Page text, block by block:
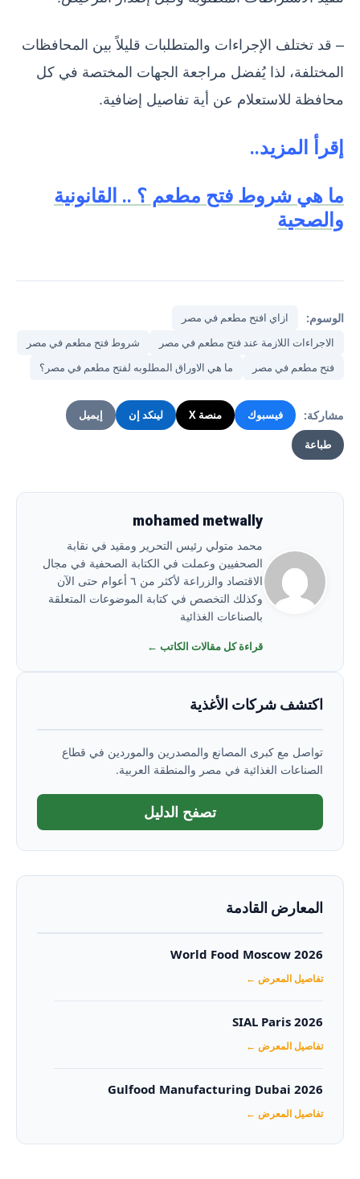
– قد تختلف الإجراءات والمتطلبات قليلاً بين المحافظات
المختلفة، لذا يُفضل مراجعة الجهات المختصة في كل
محافظة للاستعلام عن أية تفاصيل إضافية.
إقرأ المزيد..
ما هي شروط فتح مطعم ؟ .. القانونية
والصحية
الوسوم:
ازاي افتح مطعم في مصر
الاجراءات اللازمة عند فتح مطعم في مصر
شروط فتح مطعم في مصر
فتح مطعم في مصر
ما هي الاوراق المطلوبه لفتح مطعم في مصر؟
مشاركة: فيسبوك منصة X لينكد إن إيميل
طباعة
mohamed metwally
محمد متولي رئيس التحرير ومقيد في نقابة
الصحفيين وعملت في الكتابة الصحفية في مجال
الاقتصاد والزراعة لأكثر من ٦ أعوام حتى الآن
وكذلك التخصص في كتابة الموضوعات المتعلقة
بالصناعات الغذائية
قراءة كل مقالات الكاتب ←
اكتشف شركات الأغذية
تواصل مع كبرى المصانع والمصدرين والموردين في قطاع
الصناعات الغذائية في مصر والمنطقة العربية.
تصفح الدليل
المعارض القادمة
World Food Moscow 2026
تفاصيل المعرض ←
SIAL Paris 2026
تفاصيل المعرض ←
Gulfood Manufacturing Dubai 2026‏
تفاصيل المعرض ←